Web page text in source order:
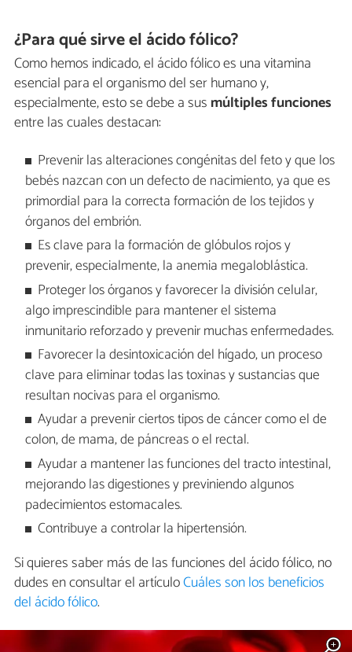
¿Para qué sirve el ácido fólico?
Como hemos indicado, el ácido fólico es una vitamina
esencial para el organismo del ser humano y,
especialmente, esto se debe a sus múltiples funciones
entre las cuales destacan:
Prevenir las alteraciones congénitas del feto y que los
bebés nazcan con un defecto de nacimiento, ya que es
primordial para la correcta formación de los tejidos y
órganos del embrión.
Es clave para la formación de glóbulos rojos y
prevenir, especialmente, la anemia megaloblástica.
Proteger los órganos y favorecer la división celular,
algo imprescindible para mantener el sistema
inmunitario reforzado y prevenir muchas enfermedades.
Favorecer la desintoxicación del hígado, un proceso
clave para eliminar todas las toxinas y sustancias que
resultan nocivas para el organismo.
Ayudar a prevenir ciertos tipos de cáncer como el de
colon, de mama, de páncreas o el rectal.
Ayudar a mantener las funciones del tracto intestinal,
mejorando las digestiones y previniendo algunos
padecimientos estomacales.
Contribuye a controlar la hipertensión.
Si quieres saber más de las funciones del ácido fólico, no
dudes en consultar el artículoCuáles son los beneficios
del ácido fólico.